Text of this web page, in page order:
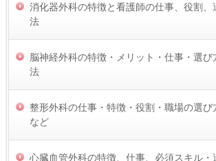
消化器外科の特徴と看護師の仕事、役割、
法
脳神経外科の特徴・メリット・仕事・選
法
整形外科の仕事・特徴・役割・職場の選び
など
心臓血管外科の特徴、仕事、必須スキル・